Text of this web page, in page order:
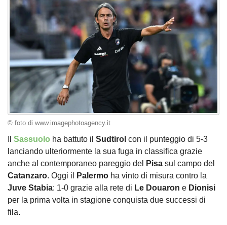
© foto di www.imagephotoagency.it
Sassuolo ha battuto il Sudtirol con il punteggio di 5-3
lanciando ulteriormente la sua fuga in classifica grazie
anche al contemporaneo pareggio del
Pisa sul campo del
Catanzaro. Oggi il Palermo ha vinto di misura contro la
Juve Stabia: 1-0 grazie alla rete di Le Douaron e Dionisi
per la prima volta in stagione conquista due successi di
fila.